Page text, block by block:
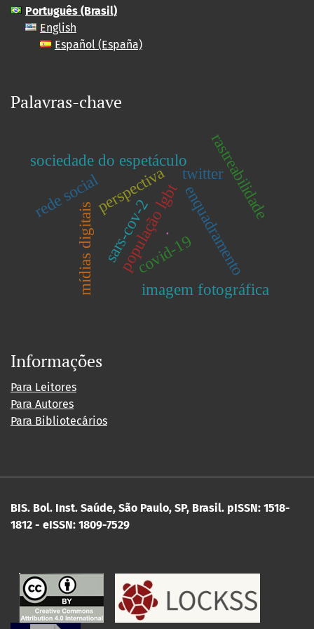
Português (Brasil)
English
Español (España)
Palavras-chave
.
população lgbt
twitter
mídias digitais enquadramento
perspectiva
imagem fotográfica
sociedade do espetáculo
rede social rastreabilidade
sars-cov-2covid-19
Informações
Para Leitores
Para Autores
Para Bibliotecários
BIS. Bol. Inst. Saúde, São Paulo, SP, Brasil. pISSN: 1518-
1812 - eISSN: 1809-7529